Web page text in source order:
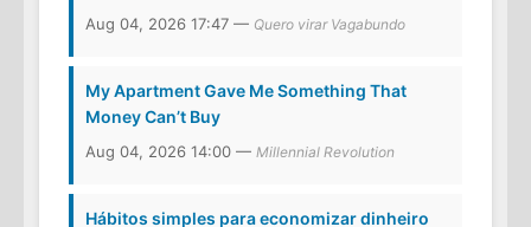
Aug 04, 2026 17:47 — Quero virar Vagabundo
My Apartment Gave Me Something That
Money Can’t Buy
Aug 04, 2026 14:00 — Millennial Revolution
Hábitos simples para economizar dinheiro